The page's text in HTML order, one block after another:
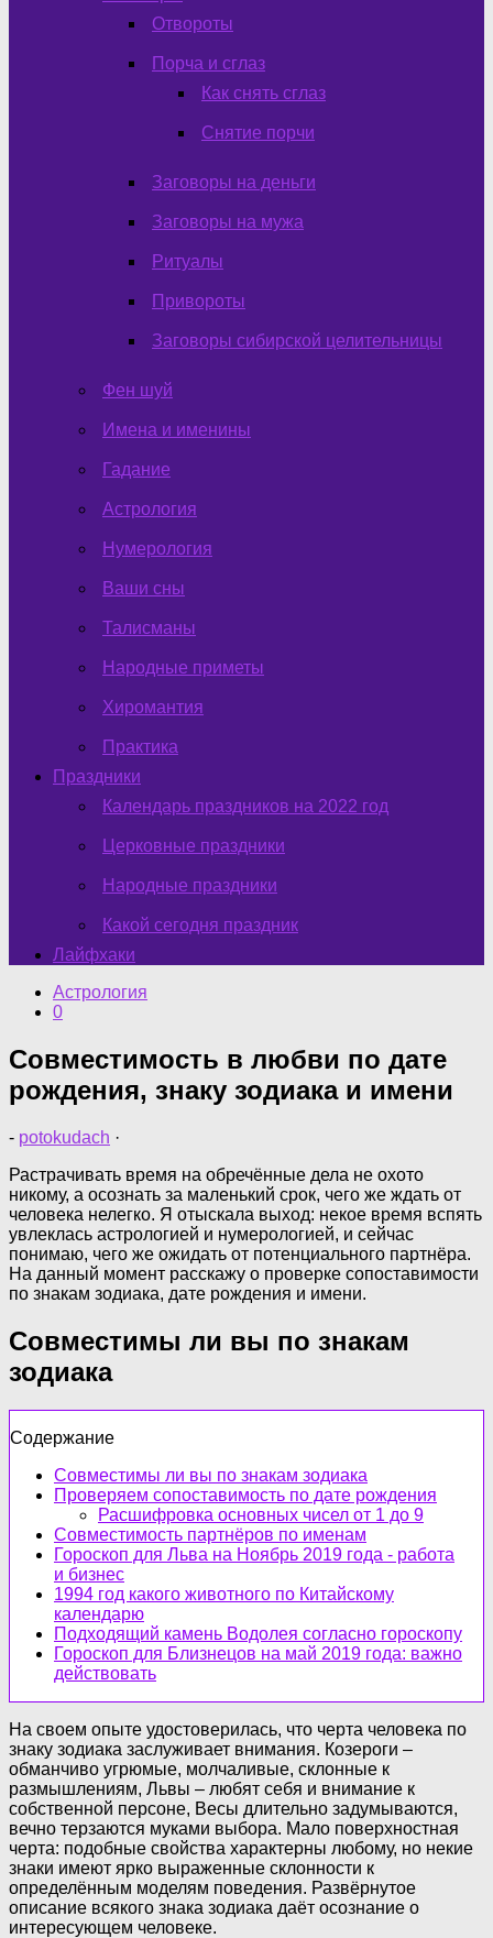
Отвороты
Порча и сглаз
Как снять сглаз
Снятие порчи
Заговоры на деньги
Заговоры на мужа
Ритуалы
Привороты
Заговоры сибирской целительницы
Фен шуй
Имена и именины
Гадание
Астрология
Нумерология
Ваши сны
Талисманы
Народные приметы
Хиромантия
Практика
Праздники
Календарь праздников на 2022 год
Церковные праздники
Народные праздники
Какой сегодня праздник
Лайфхаки
Астрология
0
Совместимость в любви по дате
рождения, знаку зодиака и имени
- potokudach ·
Растрачивать время на обречённые дела не охото
никому, а осознать за маленький срок, чего же ждать от
человека нелегко. Я отыскала выход: некое время вспять
увлеклась астрологией и нумерологией, и сейчас
понимаю, чего же ожидать от потенциального партнёра.
На данный момент расскажу о проверке сопоставимости
по знакам зодиака, дате рождения и имени.
Совместимы ли вы по знакам
зодиака
Содержание
Совместимы ли вы по знакам зодиака
Проверяем сопоставимость по дате рождения
Расшифровка основных чисел от 1 до 9
Совместимость партнёров по именам
Гороскоп для Льва на Ноябрь 2019 года - работа
и бизнес
1994 год какого животного по Китайскому
календарю
Подходящий камень Водолея согласно гороскопу
Гороскоп для Близнецов на май 2019 года: важно
действовать
На своем опыте удостоверилась, что черта человека по
знаку зодиака заслуживает внимания. Козероги –
обманчиво угрюмые, молчаливые, склонные к
размышлениям, Львы – любят себя и внимание к
собственной персоне, Весы длительно задумываются,
вечно терзаются муками выбора. Мало поверхностная
черта: подобные свойства характерны любому, но некие
знаки имеют ярко выраженные склонности к
определённым моделям поведения. Развёрнутое
описание всякого знака зодиака даёт осознание о
интересующем человеке.